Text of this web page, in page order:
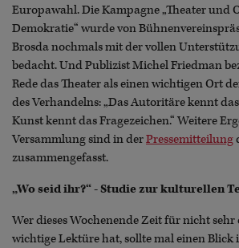
Europawahl. Die Kampagne „Theater und
Demokratie“ wurde von
Brosda nochmals mit der vollen
bedacht. Und Publizist Michel Friedman
Rede das Theater als einen wichtigen Ort
des Verhandelns: „Das Autoritäre kennt
Kunst kennt das Fragezeichen.“ Weitere
Versammlung sind in derPressemitteilung
zusammengefasst.
„Wo seid ihr?“ - Studie zur kulturellen
Wer dieses Wochenende Zeit für nicht sehr
wichtige Lektüre hat, sollte mal einen Blick